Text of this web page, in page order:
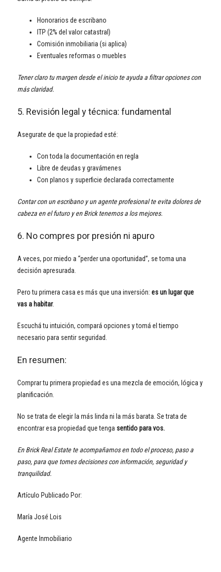
Honorarios de escribano
ITP (2% del valor catastral)
Comisión inmobiliaria (si aplica)
Eventuales reformas o muebles
Tener claro tu margen desde el inicio te ayuda a filtrar opciones con
más claridad.
5. Revisión legal y técnica: fundamental
Asegurate de que la propiedad esté:
Con toda la documentación en regla
Libre de deudas y gravámenes
Con planos y superficie declarada correctamente
Contar con un escribano y un agente profesional te evita dolores de
cabeza en el futuro y en Brick tenemos a los mejores.
6. No compres por presión ni apuro
A veces, por miedo a “perder una oportunidad”, se toma una
decisión apresurada.
Pero tu primera casa es más que una inversión: es un lugar que
vas a habitar.
Escuchá tu intuición, compará opciones y tomá el tiempo
necesario para sentir seguridad.
En resumen:
Comprar tu primera propiedad es una mezcla de emoción, lógica y
planificación.
No se trata de elegir la más linda ni la más barata. Se trata de
encontrar esa propiedad que tenga sentido para vos.
En Brick Real Estate te acompañamos en todo el proceso, paso a
paso, para que tomes decisiones con información, seguridad y
tranquilidad.
Artículo Publicado Por:
María José Lois
Agente Inmobiliario